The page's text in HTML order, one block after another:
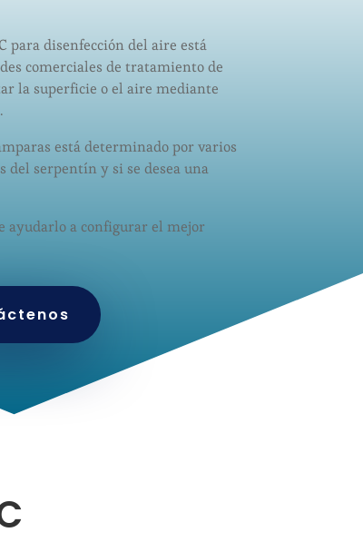
para disenfección del aire está
comerciales de tratamiento de
la superficie o el aire mediante
está determinado por varios
del serpentín y si se desea una
ayudarlo a configurar el mejor